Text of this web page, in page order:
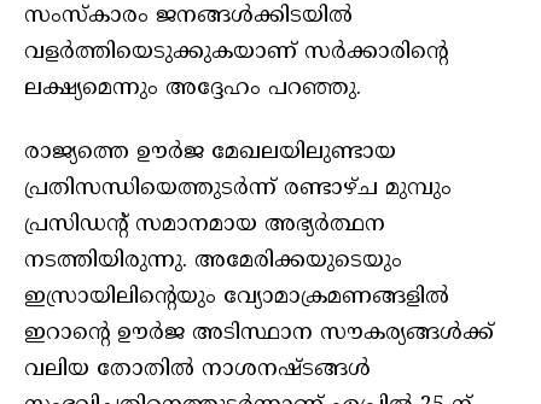
സംസ്കാരം ജനങ്ങൾക്കിടയിൽ
വളർത്തിയെടുക്കുകയാണ് സർക്കാരിന്റെ
ലക്ഷ്യമെന്നും അദ്ദേഹം പറഞ്ഞു.
രാജ്യത്തെ ഊർജ മേഖലയിലുണ്ടായ
പ്രതിസന്ധിയെത്തുടർന്ന് രണ്ടാഴ്ച മുമ്പും
പ്രസിഡന്റ് സമാനമായ അഭ്യർത്ഥന
നടത്തിയിരുന്നു. അമേരിക്കയുടെയും
ഇസ്രായിലിന്റെയും വ്യോമാക്രമണങ്ങളിൽ
ഇറാന്റെ ഊർജ അടിസ്ഥാന സൗകര്യങ്ങൾക്ക്
വലിയ തോതിൽ നാശനഷ്ടങ്ങൾ